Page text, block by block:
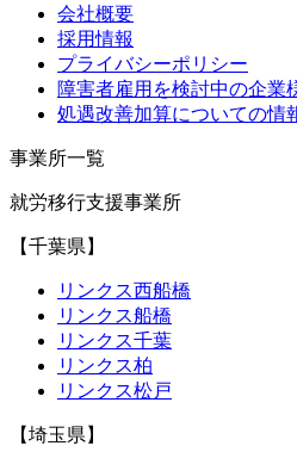
会社概要
採用情報
プライバシーポリシー
障害者雇用を検討中の企業
処遇改善加算についての情
事業所一覧
就労移行支援事業所
【千葉県】
リンクス西船橋
リンクス船橋
リンクス千葉
リンクス柏
リンクス松戸
【埼玉県】